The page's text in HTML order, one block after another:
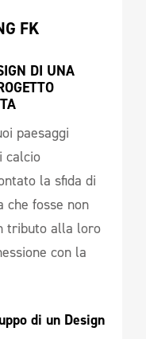
FK
DI UNA
paesaggi
calcio
la sfida di
che fosse non
tributo alla loro
con la
di un Design